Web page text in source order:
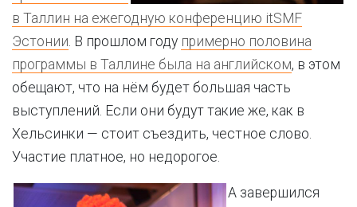
в Таллин на ежегодную конференцию itSMF
Эстонии. В прошлом году примерно половина
программы в Таллине была на английском, в этом
обещают, что на нём будет большая часть
выступлений. Если они будут такие же, как в
Хельсинки — стоит съездить, честное слово.
Участие платное, но недорогое.
А завершился